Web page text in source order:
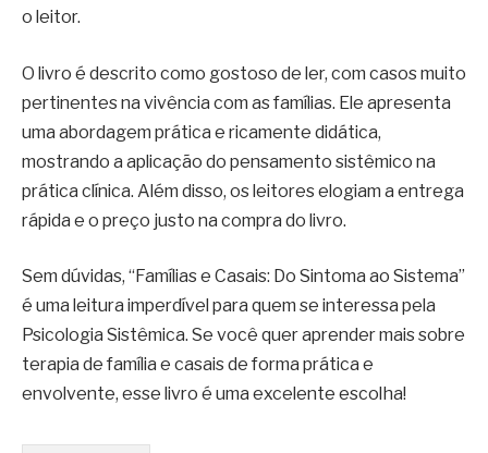
o leitor.
O livro é descrito como gostoso de ler, com casos muito
pertinentes na vivência com as famílias. Ele apresenta
uma abordagem prática e ricamente didática,
mostrando a aplicação do pensamento sistêmico na
prática clínica. Além disso, os leitores elogiam a entrega
rápida e o preço justo na compra do livro.
Sem dúvidas, “Famílias e Casais: Do Sintoma ao Sistema”
é uma leitura imperdível para quem se interessa pela
Psicologia Sistêmica. Se você quer aprender mais sobre
terapia de família e casais de forma prática e
envolvente, esse livro é uma excelente escolha!